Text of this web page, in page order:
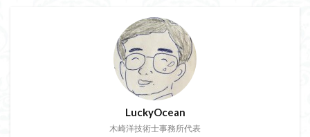
LuckyOcean
木崎洋技術士事務所代表